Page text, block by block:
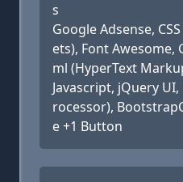
s
Google Adsense,
ets), Font Awesome,
ml (HyperText
Javascript, jQuery
rocessor),
e +1 Button